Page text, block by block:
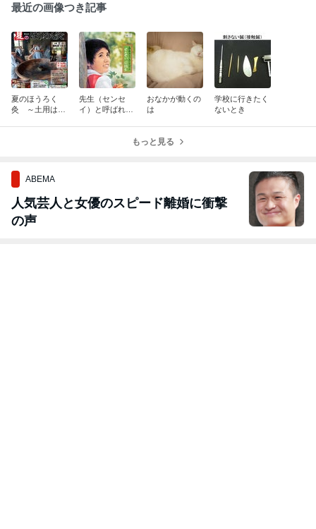
最近の画像つき記事
夏のほうろく
灸 ～土用は養
先生（センセ
イ）と呼ばれる
おなかが動くの
は
学校に行きたく
ないとき
もっと見る
ABEMA
人気芸人と女優のスピード離婚に衝撃
の声